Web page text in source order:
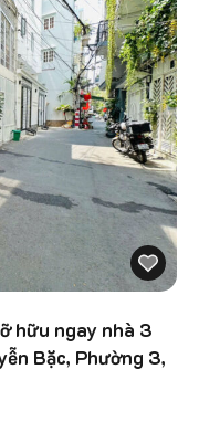
hữu ngay nhà 3
Bặc, Phường 3,